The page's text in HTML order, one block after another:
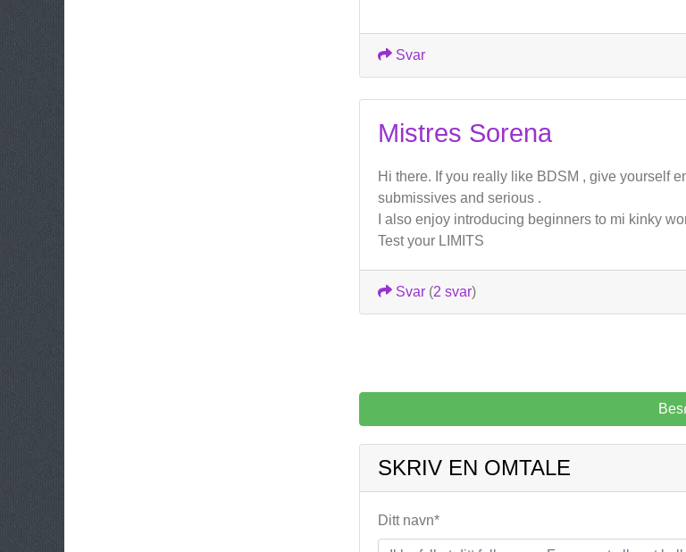
Svar
Mistres Sorena
Hi there. If you really like BDSM , give yourself
submissives and serious .
I also enjoy introducing beginners to mi kinky
Test your LIMITS
Svar (2 svar)
SKRIV EN OMTALE
Ditt navn*